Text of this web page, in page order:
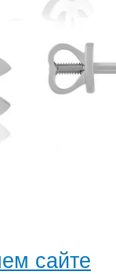
сайте